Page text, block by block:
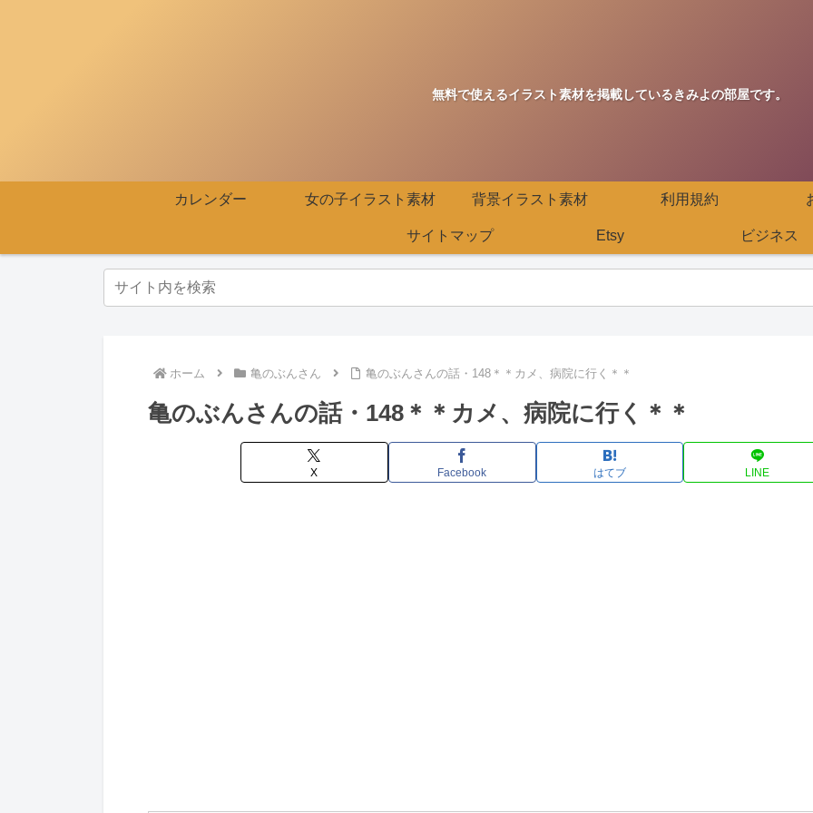
無料で使えるイラスト素材を掲載しているきみよの部屋です。
カレンダー 女の子イラスト素材 背景イラスト素材 利用規約
サイトマップ Etsy ビジネス
ホーム 亀のぶんさん 亀のぶんさんの話・148＊＊カメ、病院に行く＊＊
亀のぶんさんの話・148＊＊カメ、病院に行く＊＊
X Facebook はてブ LINE